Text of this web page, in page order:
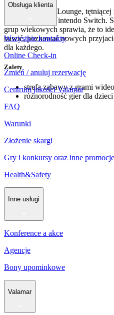
Wejdź do Game Lounge,
PlayStation 5 i Nintendo Switch.
grup wiekowych sprawia, że to
bawić, poznawać nowych
dla każdego.
Zalety
strefa zabawy z grami wideo
różnorodność gier dla dzieci
Obsługa klienta
Wszystkie kontakty
Online Check-in
Zmień / anuluj rezerwację
Centrum jakości Valamar
FAQ
Warunki
Złożenie skargi
Gry i konkursy oraz inne promocje
Health&Safety
Inne usługi
Konference a akce
Agencje
Bony upominkowe
Valamar